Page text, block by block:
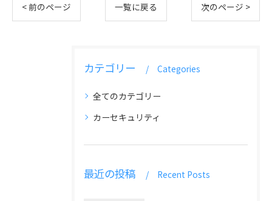
< 前のページ 一覧に戻る 次のページ >
カテゴリー Categories
全てのカテゴリー
カーセキュリティ
最近の投稿 Recent Posts